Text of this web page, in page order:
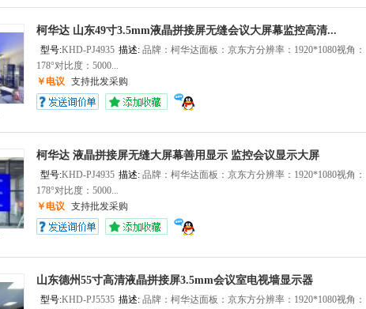
柯华达 山东49寸3.5mm液晶拼接屏无缝会议大屏幕监控高清...
型号:KHD-PJ4935 描述: 品牌：柯华达面板：京东方分辨率：1920*1080视角：
178°对比度：5000...
￥电议 支持批发采购
柯华达 液晶拼接屏无缝大屏幕善用显示 监控会议显示大屏
型号:KHD-PJ4935 描述: 品牌：柯华达面板：京东方分辨率：1920*1080视角：
178°对比度：5000...
￥电议 支持批发采购
山东德州55寸高清液晶拼接屏3.5mm会议室电视墙显示器
型号:KHD-PJ5535 描述: 品牌：柯华达面板：京东方分辨率：1920*1080视角：